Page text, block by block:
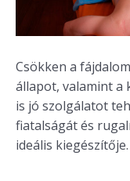
Csökken a
állapot, valamint a
is jó szolgálatot
fiatalságát és
ideális kiegészítője.